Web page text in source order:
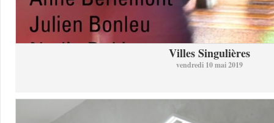
Villes Singulières
vendredi 10 mai 2019